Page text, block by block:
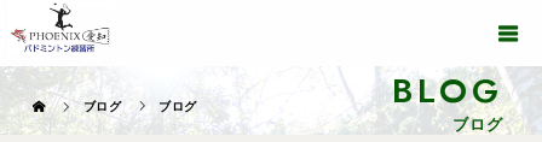
BLOG
ブログ
ブログ ブログ